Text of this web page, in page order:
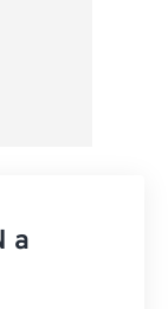
a